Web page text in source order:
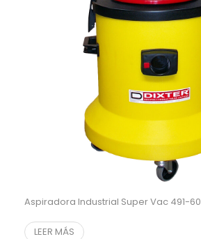
Aspiradora Industrial Super Vac 491-60
LEER MÁS